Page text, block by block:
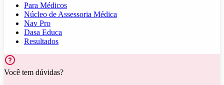
Para Médicos
Núcleo de Assessoria Médica
Nav Pro
Dasa Educa
Resultados
Você tem dúvidas?